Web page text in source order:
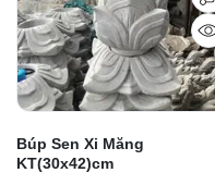
Búp Sen Xi Măng
KT(30x42)cm